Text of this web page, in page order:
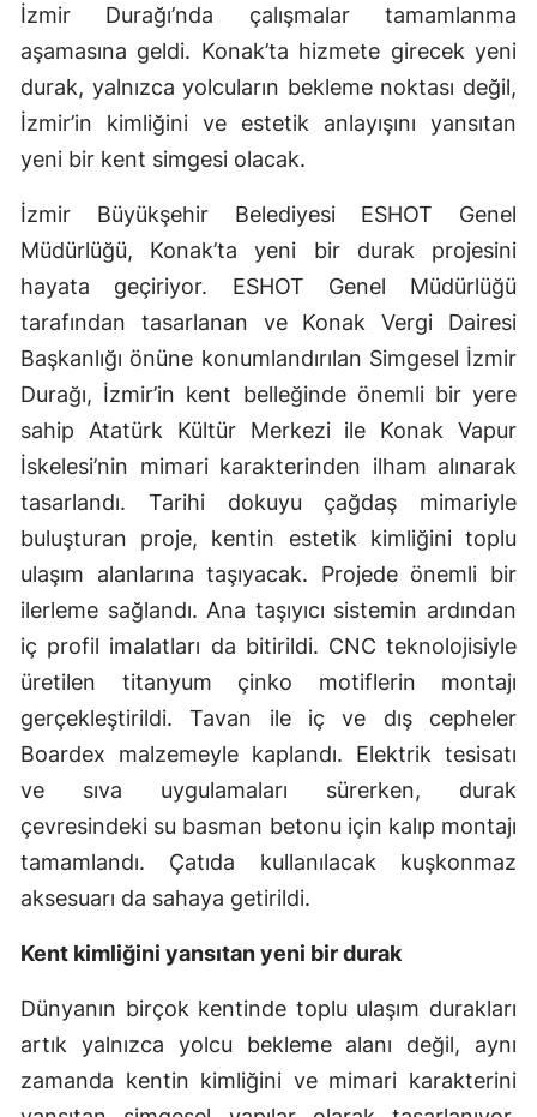
İzmir Durağı’nda çalışmalar tamamlanma
aşamasına geldi. Konak’ta hizmete girecek yeni
durak, yalnızca yolcuların bekleme noktası değil,
İzmir’in kimliğini ve estetik anlayışını yansıtan
yeni bir kent simgesi olacak.
İzmir Büyükşehir Belediyesi ESHOT Genel
Müdürlüğü, Konak’ta yeni bir durak projesini
hayata geçiriyor. ESHOT Genel Müdürlüğü
tarafından tasarlanan ve Konak Vergi Dairesi
Başkanlığı önüne konumlandırılan Simgesel İzmir
Durağı, İzmir’in kent belleğinde önemli bir yere
sahip Atatürk Kültür Merkezi ile Konak Vapur
İskelesi’nin mimari karakterinden ilham alınarak
tasarlandı. Tarihi dokuyu çağdaş mimariyle
buluşturan proje, kentin estetik kimliğini toplu
ulaşım alanlarına taşıyacak. Projede önemli bir
ilerleme sağlandı. Ana taşıyıcı sistemin ardından
iç profil imalatları da bitirildi. CNC teknolojisiyle
üretilen titanyum çinko motiflerin montajı
gerçekleştirildi. Tavan ile iç ve dış cepheler
Boardex malzemeyle kaplandı. Elektrik tesisatı
ve sıva uygulamaları sürerken, durak
çevresindeki su basman betonu için kalıp montajı
tamamlandı. Çatıda kullanılacak kuşkonmaz
aksesuarı da sahaya getirildi.
Kent kimliğini yansıtan yeni bir durak
Dünyanın birçok kentinde toplu ulaşım durakları
artık yalnızca yolcu bekleme alanı değil, aynı
zamanda kentin kimliğini ve mimari karakterini